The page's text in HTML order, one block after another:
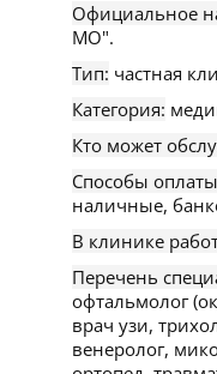
Официальное
МО".
Тип: частная
Категория:
Кто может
Способы
наличные,
В клинике
Перечень
офтальмолог
врач узи,
венеролог,